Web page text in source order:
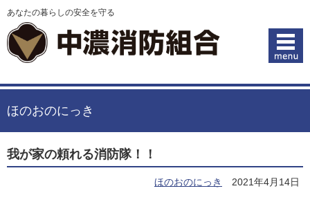
あなたの暮らしの安全を守る
ほのおのにっき
我が家の頼れる消防隊！！
ほのおのにっき 2021年4月14日